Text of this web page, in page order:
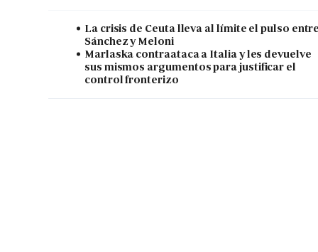
La crisis de Ceuta lleva al límite el pulso
Sánchez y Meloni
Marlaska contraataca a Italia y les devuelve
sus mismos argumentos para justificar el
control fronterizo